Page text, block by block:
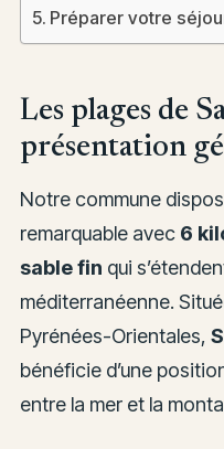
Préparer votre
Les plages de
présentation
Notre commune
remarquable avec 6
sable fin qui
méditerranéenne.
Pyrénées-Orientales,
bénéficie d’une
entre la mer et la